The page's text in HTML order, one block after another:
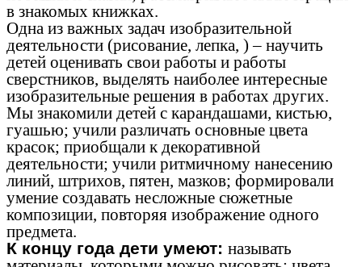
в знакомых книжках.
Одна из важных задач изобразительной
деятельности (рисование, лепка, ) – научить
детей оценивать свои работы и работы
сверстников, выделять наиболее интересные
изобразительные решения в работах других.
Мы знакомили детей с карандашами, кистью,
гуашью; учили различать основные цвета
красок; приобщали к декоративной
деятельности; учили ритмичному нанесению
линий, штрихов, пятен, мазков; формировали
умение создавать несложные сюжетные
композиции, повторяя изображение одного
предмета.
К концу года дети умеют: называть